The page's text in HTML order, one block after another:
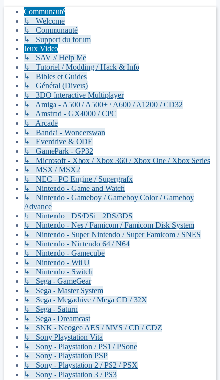
Communauté
↳ Welcome
↳ Communauté
↳ Support du forum
Jeux Video
↳ SAV // Help Me
↳ Tutoriel / Modding / Hack & Info
↳ Bibles et Guides
↳ Général (Divers)
↳ 3DO Interactive Multiplayer
↳ Amiga - A500 / A500+ / A600 / A1200 / CD32
↳ Amstrad - GX4000 / CPC
↳ Arcade
↳ Bandai - Wonderswan
↳ Everdrive & ODE
↳ GamePark - GP32
↳ Microsoft - Xbox / Xbox 360 / Xbox One / Xbox Series
↳ MSX / MSX2
↳ NEC - PC Engine / Supergrafx
↳ Nintendo - Game and Watch
↳ Nintendo - Gameboy / Gameboy Color / Gameboy
Advance
↳ Nintendo - DS/DSi - 2DS/3DS
↳ Nintendo - Nes / Famicom / Famicom Disk System
↳ Nintendo - Super Nintendo / Super Famicom / SNES
↳ Nintendo - Nintendo 64 / N64
↳ Nintendo - Gamecube
↳ Nintendo - Wii U
↳ Nintendo - Switch
↳ Sega - GameGear
↳ Sega - Master System
↳ Sega - Megadrive / Mega CD / 32X
↳ Sega - Saturn
↳ Sega - Dreamcast
↳ SNK - Neogeo AES / MVS / CD / CDZ
↳ Sony Playstation Vita
↳ Sony - Playstation / PS1 / PSone
↳ Sony - Playstation PSP
↳ Sony - Playstation 2 / PS2 / PSX
↳ Sony - Playstation 3 / PS3